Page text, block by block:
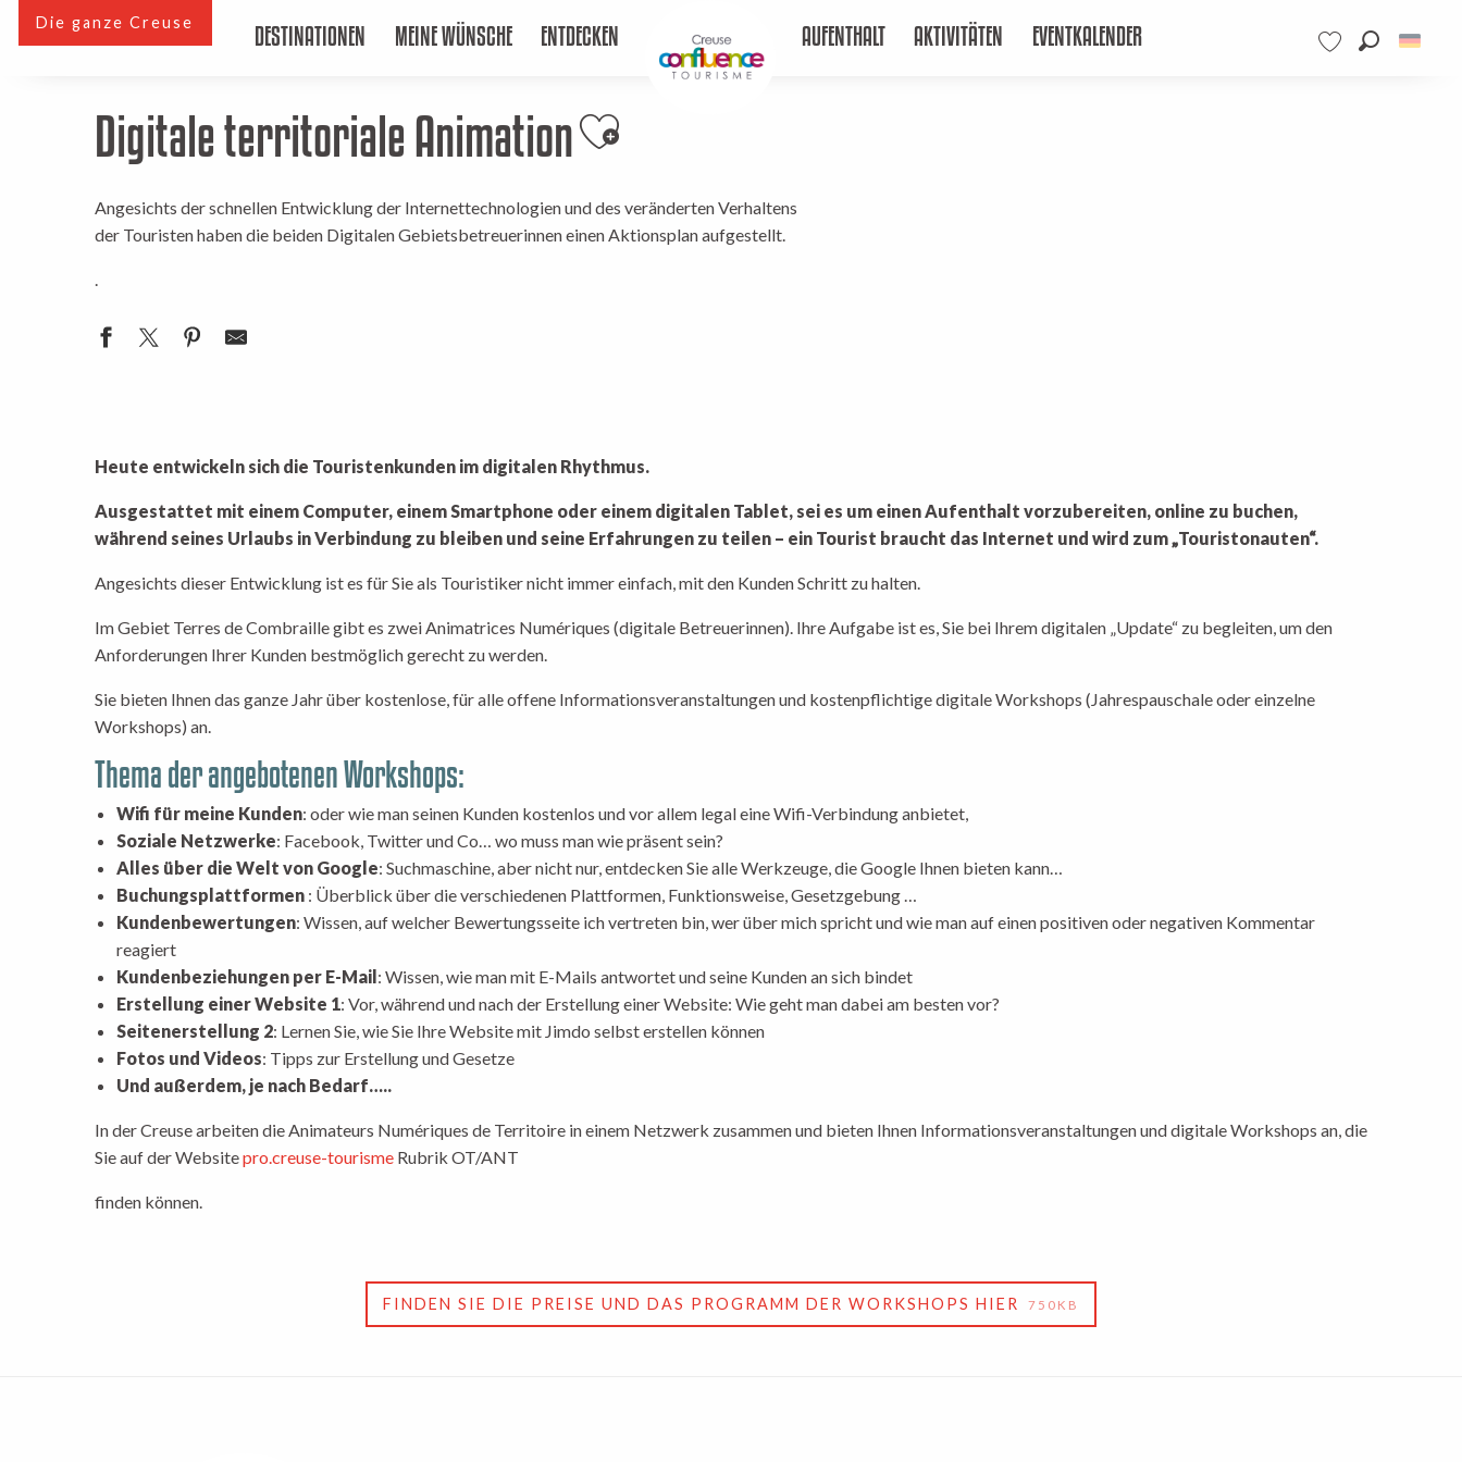
Die ganze Creuse DESTINATIONEN MEINE WÜNSCHE ENTDECKEN AUFENTHALT AKTIVITÄTEN EVENTKALENDER
Die gesamte Creuse Creuse Confluence ESPACE PRO Digitale territoriale Animation
Digitale territoriale AnimationAjouter aux favoris
Angesichts der schnellen Entwicklung der Internettechnologien und des veränderten Verhaltens
der Touristen haben die beiden Digitalen Gebietsbetreuerinnen einen Aktionsplan aufgestellt.
.
Heute entwickeln sich die Touristenkunden im digitalen Rhythmus.
Ausgestattet mit einem Computer, einem Smartphone oder einem digitalen Tablet, sei es um einen Aufenthalt vorzubereiten, online zu buchen,
während seines Urlaubs in Verbindung zu bleiben und seine Erfahrungen zu teilen – ein Tourist braucht das Internet und wird zum „Touristonauten“.
Angesichts dieser Entwicklung ist es für Sie als Touristiker nicht immer einfach, mit den Kunden Schritt zu halten.
Im Gebiet Terres de Combraille gibt es zwei Animatrices Numériques (digitale Betreuerinnen). Ihre Aufgabe ist es, Sie bei Ihrem digitalen „Update“ zu begleiten, um den
Anforderungen Ihrer Kunden bestmöglich gerecht zu werden.
Sie bieten Ihnen das ganze Jahr über kostenlose, für alle offene Informationsveranstaltungen und kostenpflichtige digitale Workshops (Jahrespauschale oder einzelne
Workshops) an.
Thema der angebotenen Workshops:
Wifi für meine Kunden: oder wie man seinen Kunden kostenlos und vor allem legal eine Wifi-Verbindung anbietet,
Soziale Netzwerke: Facebook, Twitter und Co… wo muss man wie präsent sein?
Alles über die Welt von Google: Suchmaschine, aber nicht nur, entdecken Sie alle Werkzeuge, die Google Ihnen bieten kann…
Buchungsplattformen : Überblick über die verschiedenen Plattformen, Funktionsweise, Gesetzgebung …
Kundenbewertungen: Wissen, auf welcher Bewertungsseite ich vertreten bin, wer über mich spricht und wie man auf einen positiven oder negativen Kommentar
reagiert
Kundenbeziehungen per E-Mail: Wissen, wie man mit E-Mails antwortet und seine Kunden an sich bindet
Erstellung einer Website 1: Vor, während und nach der Erstellung einer Website: Wie geht man dabei am besten vor?
Seitenerstellung 2: Lernen Sie, wie Sie Ihre Website mit Jimdo selbst erstellen können
Fotos und Videos: Tipps zur Erstellung und Gesetze
Und außerdem, je nach Bedarf…..
In der Creuse arbeiten die Animateurs Numériques de Territoire in einem Netzwerk zusammen und bieten Ihnen Informationsveranstaltungen und digitale Workshops an, die
Sie auf der Websitepro.creuse-tourisme Rubrik OT/ANT
finden können.
FINDEN SIE DIE PREISE UND DAS PROGRAMM DER WORKSHOPS HIER 750KB